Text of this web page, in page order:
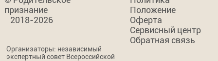
признание
2018-2026
Положение
Оферта
Сервисный центр
Обратная связь
Организаторы: независимый
экспертный совет Всероссийской